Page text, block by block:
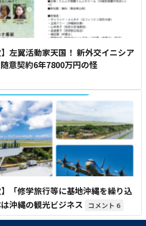
】左翼活動家天国！ 新外交イニシア
意契約6年7800万円の怪
】「修学旅行等に基地沖縄を繰り込
沖縄の観光ビジネス
6